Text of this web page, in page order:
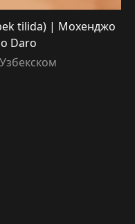
tilida) | Мохенджо
Daro